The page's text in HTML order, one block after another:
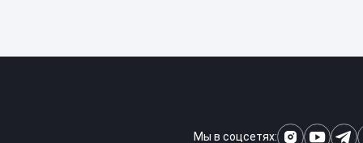
Мы в соцсетях: